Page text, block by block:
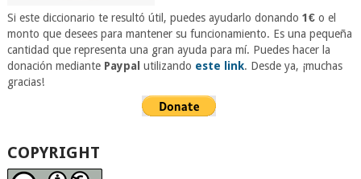
Si este diccionario te resultó útil, puedes ayudarlo donando 1€o el
monto que desees para mantener su funcionamiento. Es una pequeña
cantidad que representa una gran ayuda para mí. Puedes hacer la
donación mediante Paypal utilizando este link. Desde ya, ¡muchas
gracias!
COPYRIGHT